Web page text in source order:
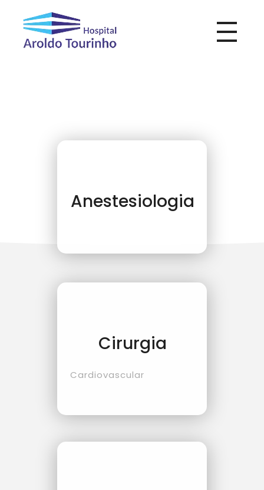
Anestesiologia
Cirurgia
Cardiovascular